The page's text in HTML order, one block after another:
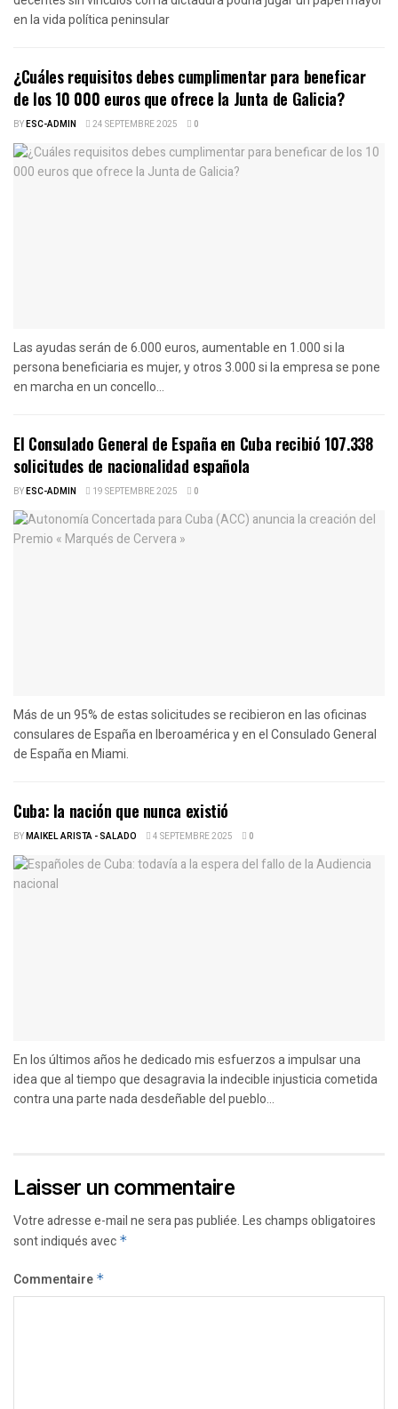
en la vida política peninsular
¿Cuáles requisitos debes cumplimentar para beneficar
de los 10 000 euros que ofrece la Junta de Galicia?
BYESC-ADMIN 24 SEPTEMBRE 2025 0
Las ayudas serán de 6.000 euros, aumentable en 1.000 si la
persona beneficiaria es mujer, y otros 3.000 si la empresa se pone
en marcha en un concello...
El Consulado General de España en Cuba recibió 107.338
solicitudes de nacionalidad española
BYESC-ADMIN 19 SEPTEMBRE 2025 0
Más de un 95% de estas solicitudes se recibieron en las oficinas
consulares de España en Iberoamérica y en el Consulado General
de España en Miami.
Cuba: la nación que nunca existió
BYMAIKEL ARISTA - SALADO 4 SEPTEMBRE 2025 0
En los últimos años he dedicado mis esfuerzos a impulsar una
idea que al tiempo que desagravia la indecible injusticia cometida
contra una parte nada desdeñable del pueblo...
Laisser un commentaire
Votre adresse e-mail ne sera pas publiée.Les champs obligatoires
sont indiqués avec *
Commentaire *